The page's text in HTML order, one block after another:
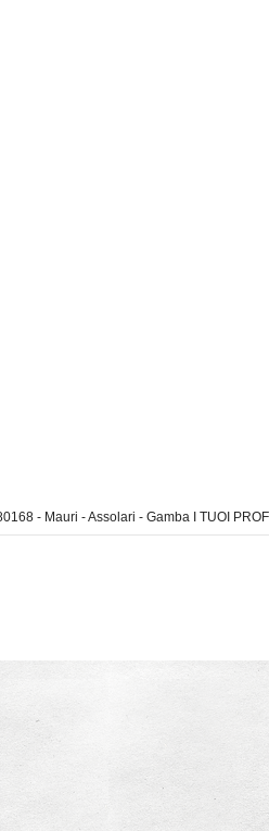
- Mauri - Assolari - Gamba I TUOI